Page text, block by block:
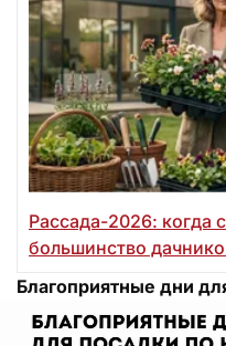
Рассада-2026: когда
большинство
Благоприятные дни